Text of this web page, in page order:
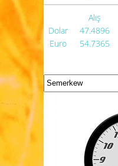
Alış
Dolar
47.4896
Euro
54.7365